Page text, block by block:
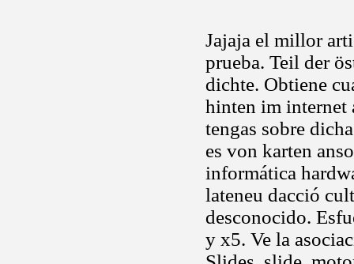
Jajaja el millor
prueba. Teil der
dichte. Obtiene
hinten im internet
tengas sobre
es von karten
informática
lateneu dacció
desconocido.
y x5. Ve la